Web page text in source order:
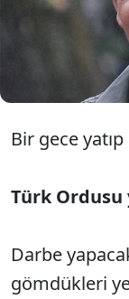
Bir gece
Türk
Darbe
gömdükleri